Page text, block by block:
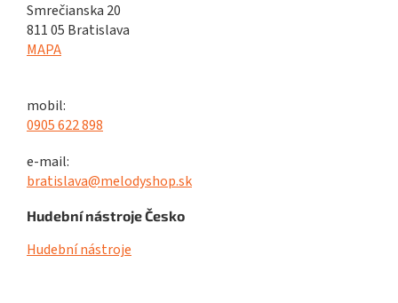
Smrečianska 20
811 05 Bratislava
MAPA
mobil:
0905 622 898
e-mail:
bratislava@melodyshop.sk
Hudební nástroje Česko
Hudební nástroje